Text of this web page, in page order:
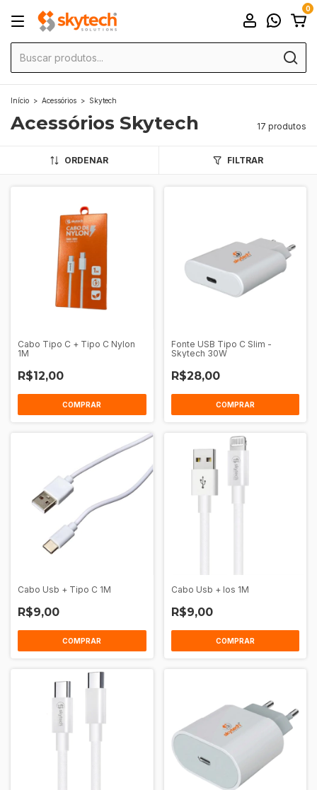
0
Início > Acessórios > Skytech
Acessórios Skytech 17 produtos
ORDENAR FILTRAR
Cabo Tipo C + Tipo C Nylon
1M
R$12,00
COMPRAR
Fonte USB Tipo C Slim -
Skytech 30W
R$28,00
Cabo Usb + Tipo C 1M
R$9,00
COMPRAR
Cabo Usb + Ios 1M
R$9,00
COMPRAR